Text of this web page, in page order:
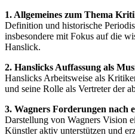
1. Allgemeines zum Thema
Definition und historische
insbesondere mit Fokus auf die
Hanslick.
2. Hanslicks Auffassung als
Hanslicks Arbeitsweise als
und seine Rolle als Vertreter der
3. Wagners Forderungen nach
Darstellung von Wagners Vision
Künstler aktiv unterstützen und